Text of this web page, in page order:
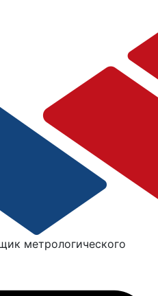
метрологического